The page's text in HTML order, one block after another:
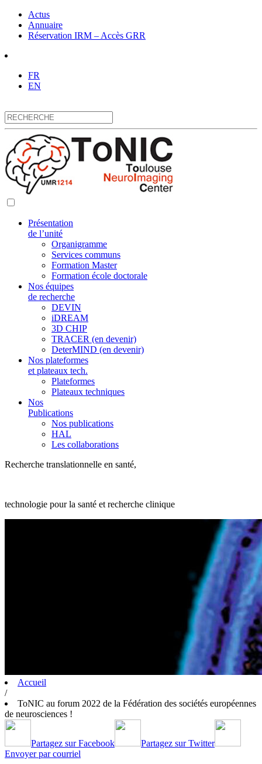
Actus
Annuaire
Réservation IRM – Accès GRR
FR
EN
Présentation
de l’unité
Organigramme
Services communs
Formation Master
Formation école doctorale
Nos équipes
de recherche
DEVIN
iDREAM
3D CHIP
TRACER (en devenir)
DeterMIND (en devenir)
Nos plateformes
et plateaux tech.
Plateformes
Plateaux techniques
Nos
Publications
Nos publications
HAL
Les collaborations
Recherche translationnelle en santé,
technologie pour la santé et recherche clinique
Accueil
/
ToNIC au forum 2022 de la Fédération des sociétés européennes
de neurosciences !
Partagez sur Facebook
Partagez sur Twitter
Envoyer par courriel